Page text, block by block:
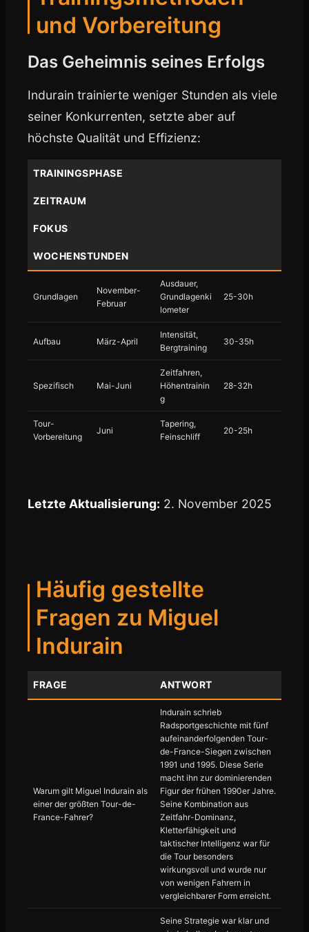
und Vorbereitung
Das Geheimnis seines Erfolgs
Indurain trainierte weniger Stunden als viele
seiner Konkurrenten, setzte aber auf
höchste Qualität und Effizienz:
TRAININGSPHASE
ZEITRAUM
FOKUS
WOCHENSTUNDEN
Grundlagen
November-
Februar
Ausdauer,
Grundlagenki
lometer
25-30h
Aufbau März-April
Intensität,
Bergtraining
30-35h
Spezifisch Mai-Juni
Zeitfahren,
Höhentrainin
g
28-32h
Tour-
Vorbereitung
Juni
Tapering,
Feinschliff
20-25h
Letzte Aktualisierung: 2. November 2025
Häufig gestellte
Fragen zu Miguel
Indurain
FRAGE ANTWORT
Warum gilt Miguel Indurain als
einer der größten Tour-de-
France-Fahrer?
Indurain schrieb
Radsportgeschichte mit fünf
aufeinanderfolgenden Tour-
de-France-Siegen zwischen
1991 und 1995. Diese Serie
macht ihn zur dominierenden
Figur der frühen 1990er Jahre.
Seine Kombination aus
Zeitfahr-Dominanz,
Kletterfähigkeit und
taktischer Intelligenz war für
die Tour besonders
wirkungsvoll und wurde nur
von wenigen Fahrern in
vergleichbarer Form erreicht.
Seine Strategie war klar und